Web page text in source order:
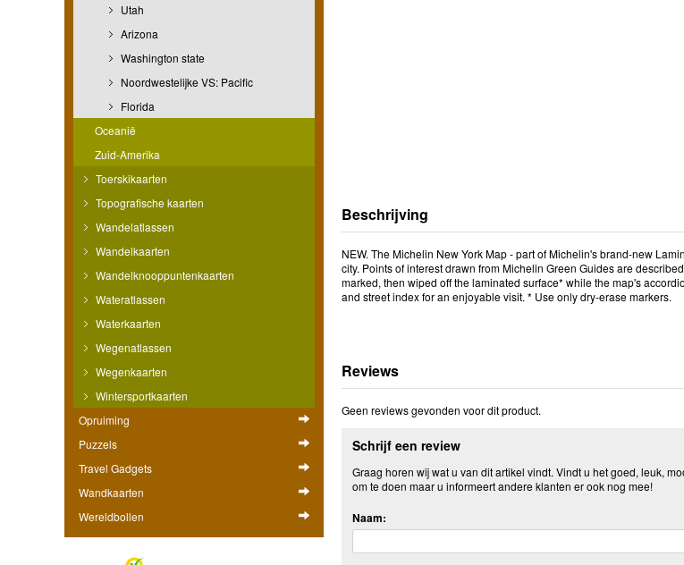
Utah
Arizona
Washington state
Noordwestelijke VS: Pacific
Florida
Oceanië
Zuid-Amerika
Toerskikaarten
Topografische kaarten
Wandelatlassen
Wandelkaarten
Wandelknooppuntenkaarten
Wateratlassen
Waterkaarten
Wegenatlassen
Wegenkaarten
Wintersportkaarten
Opruiming
Puzzels
Travel Gadgets
Wandkaarten
Wereldbollen
Beschrijving
NEW. The Michelin New York Map - part of Michelin's brand-new
city. Points of interest drawn from Michelin Green Guides are
marked, then wiped off the laminated surface* while the map's
and street index for an enjoyable visit. * Use only dry-erase markers.
Reviews
Geen reviews gevonden voor dit product.
Schrijf een review
Graag horen wij wat u van dit artikel vindt. Vindt u het goed, leuk,
om te doen maar u informeert andere klanten er ook nog mee!
Naam: